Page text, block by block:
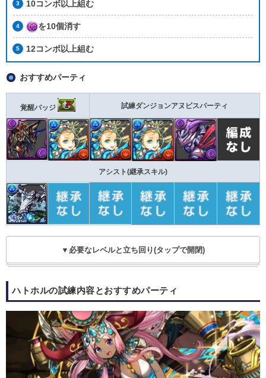
10コンボ以上組む
を10個消す
12コンボ以上組む
おすすめパーティ
覚醒バッジ 試練ダンジョンアヌビスパーティ
アシスト(継承スキル)
▼必要なレベルと立ち回り(タップで開閉)
ハトホルの試練内容とおすすめパーティ